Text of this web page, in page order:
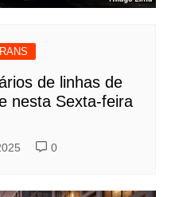
de linhas de
nesta Sexta-feira
0